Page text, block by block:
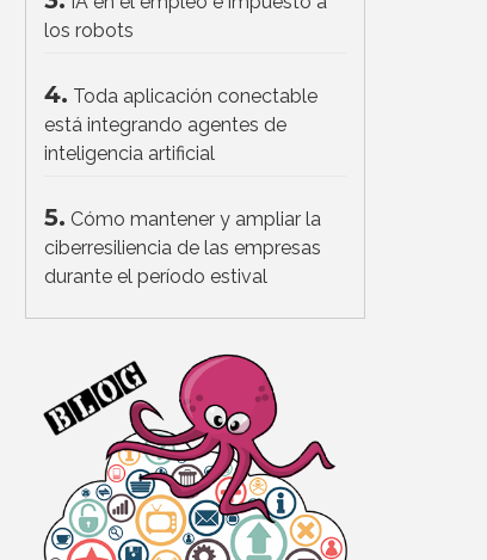
los robots
4. Toda aplicación conectable
está integrando agentes de
inteligencia artificial
5. Cómo mantener y ampliar la
ciberresiliencia de las empresas
durante el período estival